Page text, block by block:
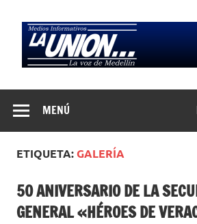
contenido
MENÚ
ETIQUETA:GALERÍA
50 ANIVERSARIO DE LA
GENERAL «HÉROES DE